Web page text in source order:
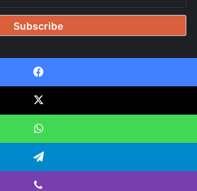
Reserved |
Design & Developed
Blog
Contact Us